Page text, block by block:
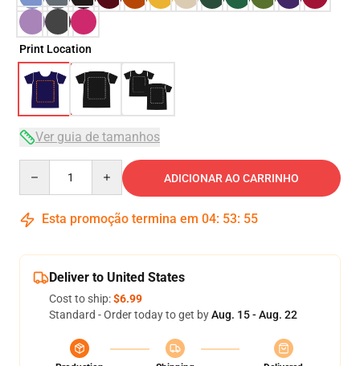
Print Location
Ver guia de tamanhos
ADICIONAR AO CARRINHO
Esta promoção termina em 04: 53: 54
Deliver to United States
Cost to ship:$6.99
Standard - Order today to get byAug. 15 - Aug. 22